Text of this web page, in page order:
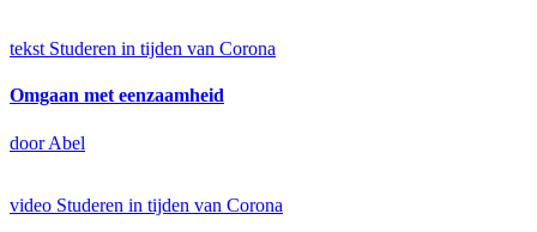
tekst Studeren in tijden van Corona
Omgaan met eenzaamheid
door Abel
video Studeren in tijden van Corona